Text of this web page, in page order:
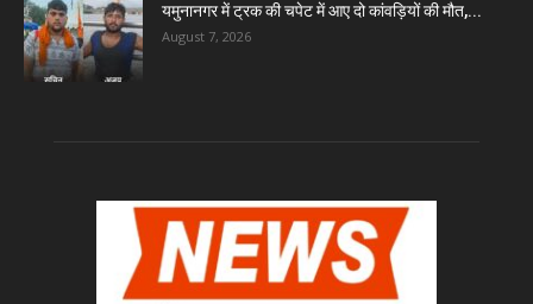
यमुनानगर में ट्रक की चपेट में आए दो कांवड़ियों की मौत,...
August 7, 2026